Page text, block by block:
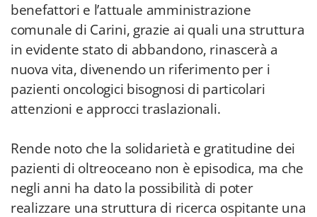
benefattori e l’attuale amministrazione
comunale di Carini, grazie ai quali una struttura
in evidente stato di abbandono, rinascerà a
nuova vita, divenendo un riferimento per i
pazienti oncologici bisognosi di particolari
attenzioni e approcci traslazionali.
Rende noto che la solidarietà e gratitudine dei
pazienti di oltreoceano non è episodica, ma che
negli anni ha dato la possibilità di poter
realizzare una struttura di ricerca ospitante una